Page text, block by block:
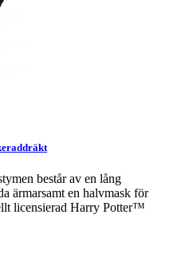
består av en lång
ärmarsamt en halvmask för
licensierad Harry Potter™